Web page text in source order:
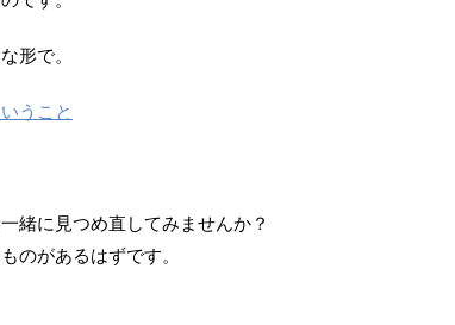
形で。
うこと
緒に見つめ直してみませんか？
のがあるはずです。